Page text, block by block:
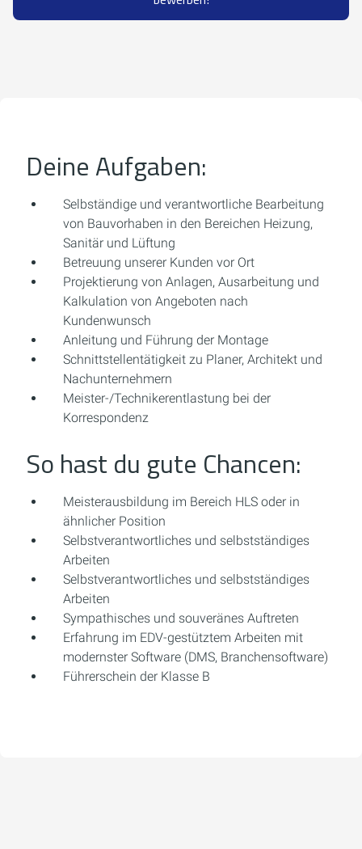
Deine Aufgaben:
Selbständige und verantwortliche Bearbeitung
von Bauvorhaben in den Bereichen Heizung,
Sanitär und Lüftung
Betreuung unserer Kunden vor Ort
Projektierung von Anlagen, Ausarbeitung und
Kalkulation von Angeboten nach
Kundenwunsch
Anleitung und Führung der Montage
Schnittstellentätigkeit zu Planer, Architekt und
Nachunternehmern
Meister-/Technikerentlastung bei der
Korrespondenz
So hast du gute Chancen:
Meisterausbildung im Bereich HLS oder in
ähnlicher Position
Selbstverantwortliches und selbstständiges
Arbeiten
Selbstverantwortliches und selbstständiges
Arbeiten
Sympathisches und souveränes Auftreten
Erfahrung im EDV-gestütztem Arbeiten mit
modernster Software (DMS, Branchensoftware)
Führerschein der Klasse B